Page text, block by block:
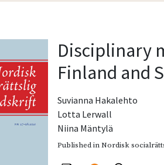
Disciplinary
Finland and
Suvianna Hakalehto
Lotta Lerwall
Niina Mäntylä
Published inNordisk